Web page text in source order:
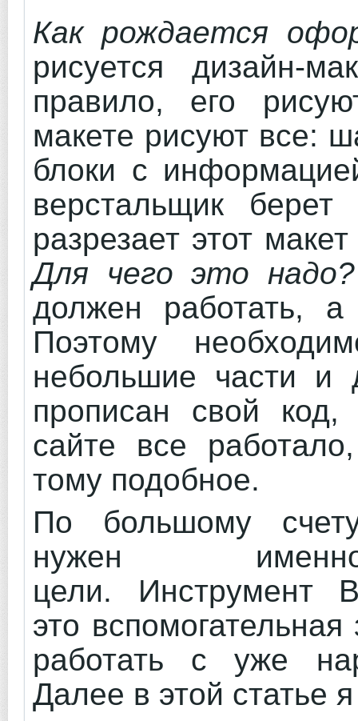
Как рождается
рисуется дизайн-
правило, его
макете рисуют все:
блоки с
верстальщик
разрезает этот
Для чего это надо?
должен работать,
Поэтому
небольшие части и
прописан свой
сайте все
тому подобное.
По большому
нужен
цели. Инструмент
это
работать с уже
Далее в этой статье